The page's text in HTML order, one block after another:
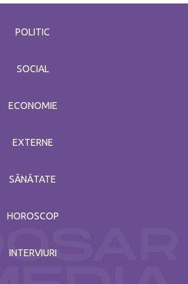
POLITIC
SOCIAL
ECONOMIE
EXTERNE
SĂNĂTATE
HOROSCOP
INTERVIURI